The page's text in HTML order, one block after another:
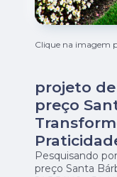
Clique na imagem
projeto
preço
Pesquisando
preço Santa